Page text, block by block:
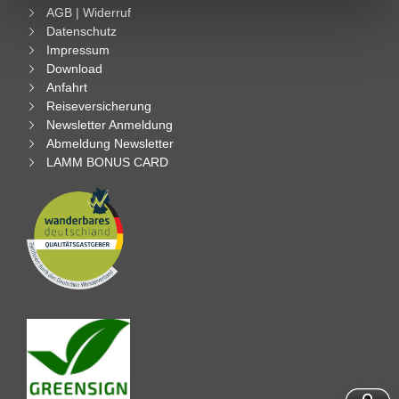
AGB | Widerruf
Datenschutz
Impressum
Download
Anfahrt
Reiseversicherung
Newsletter Anmeldung
Abmeldung Newsletter
LAMM BONUS CARD